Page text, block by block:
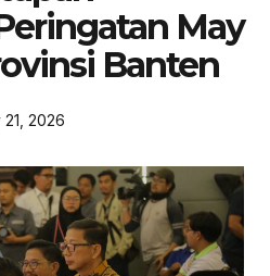
May
Banten
21, 2026